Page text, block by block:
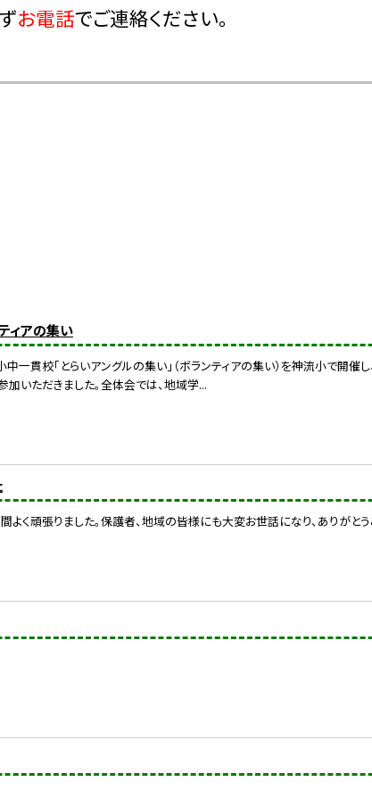
お電話でご連絡ください。
ィアの集い
中一貫校「とらいアングルの集い」（ボランティアの集い）を神流小で開催し
加いただきました。全体会では、地域学...
よく頑張りました。保護者、地域の皆様にも大変お世話になり、ありがと